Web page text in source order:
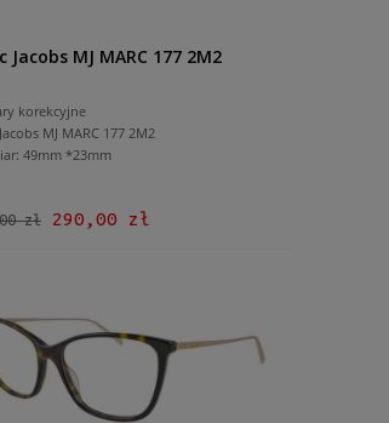
Jacobs MJ MARC 177 2M2
korekcyjne
MJ MARC 177 2M2
49mm *23mm
zł 290,00 zł